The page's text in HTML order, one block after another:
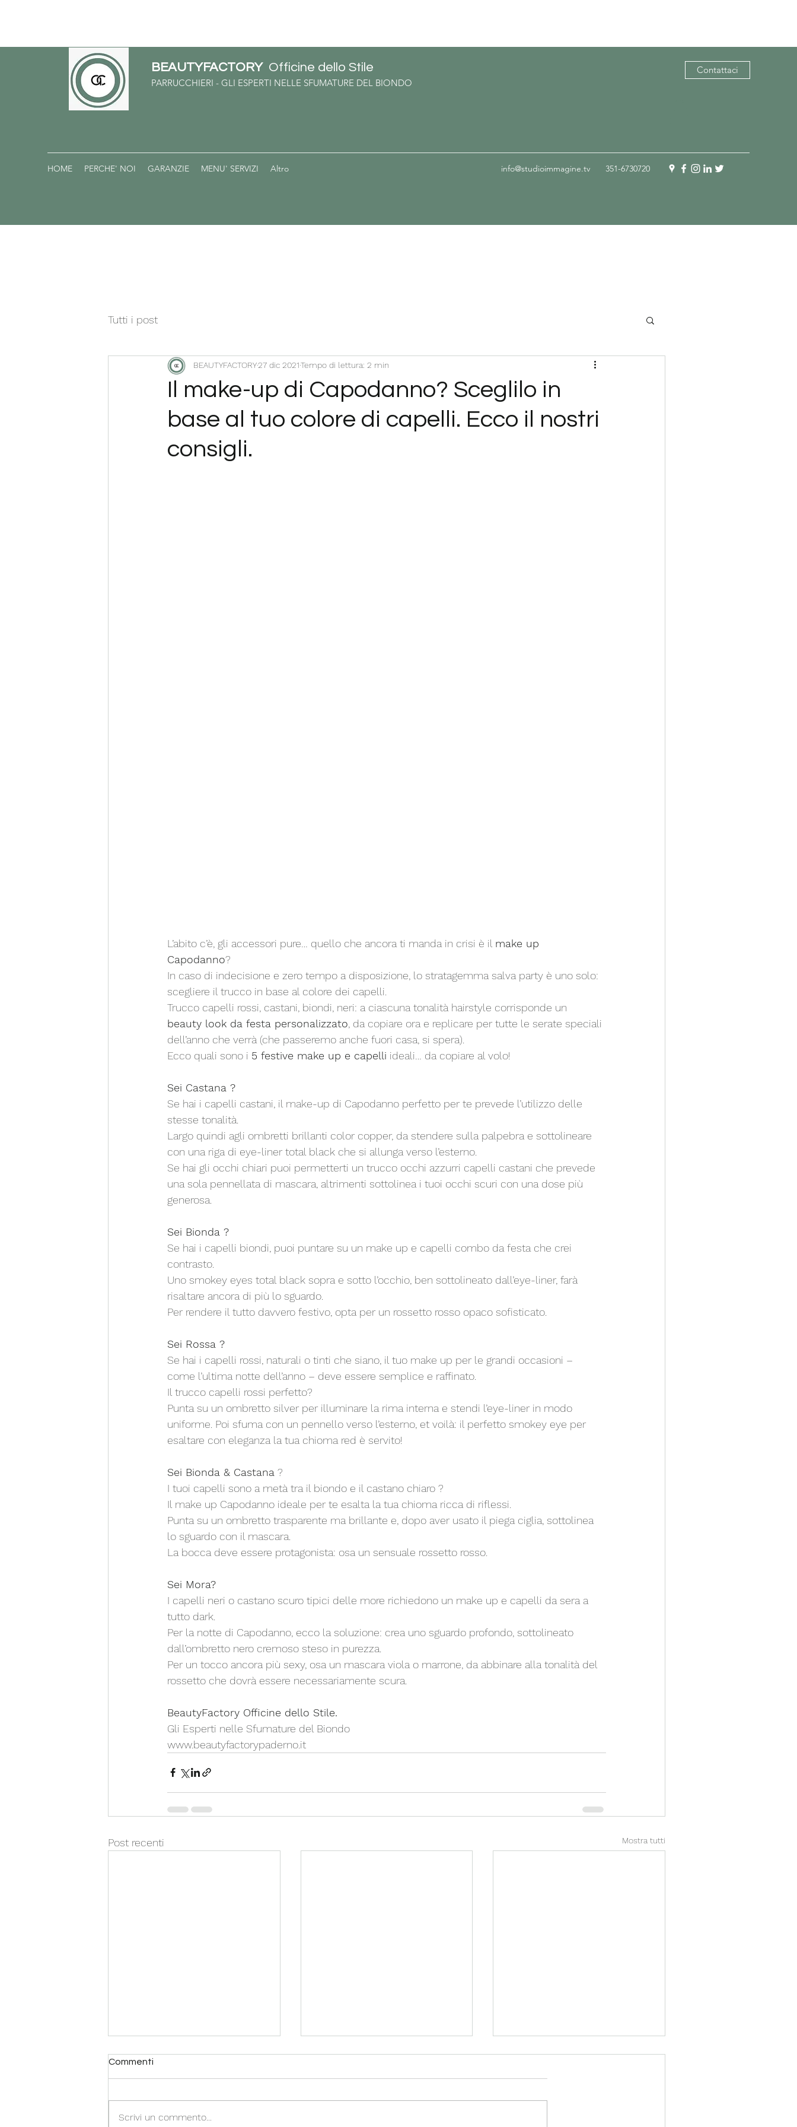
BEAUTYFACTORY Officine dello Stile
PARRUCCHIERI - GLI ESPERTI NELLE SFUMATURE DEL BIONDO
Contattaci
HOME PERCHE' NOI GARANZIE MENU' SERVIZI Altro info@studioimmagine.tv 351-6730720
Tutti i post
Il make-up di Capodanno? Sceglilo in
base al tuo colore di capelli. Ecco il nostri
consigli.
BEAUTYFACTORY27 dic 2021Tempo di lettura: 2 min
L’abito c’è, gli accessori pure… quello che ancora ti manda in crisi è il make up
Capodanno?
In caso di indecisione e zero tempo a disposizione, lo stratagemma salva party è uno solo:
scegliere il trucco in base al colore dei capelli.
Trucco capelli rossi, castani, biondi, neri: a ciascuna tonalità hairstyle corrisponde un
beauty look da festa personalizzato , da copiare ora e replicare per tutte le serate speciali
dell’anno che verrà (che passeremo anche fuori casa, si spera).
Ecco quali sono i 5 festive make up e capelli ideali… da copiare al volo!
Sei Castana ?
Se hai i capelli castani, il make-up di Capodanno perfetto per te prevede l’utilizzo delle
stesse tonalità.
Largo quindi agli ombretti brillanti color copper, da stendere sulla palpebra e sottolineare
con una riga di eye-liner total black che si allunga verso l’esterno.
Se hai gli occhi chiari puoi permetterti un trucco occhi azzurri capelli castani che prevede
una sola pennellata di mascara, altrimenti sottolinea i tuoi occhi scuri con una dose più
generosa.
Sei Bionda ?
Se hai i capelli biondi, puoi puntare su un make up e capelli combo da festa che crei
contrasto.
Uno smokey eyes total black sopra e sotto l’occhio, ben sottolineato dall’eye-liner, farà
risaltare ancora di più lo sguardo.
Per rendere il tutto davvero festivo, opta per un rossetto rosso opaco sofisticato.
Sei Rossa ?
Se hai i capelli rossi, naturali o tinti che siano, il tuo make up per le grandi occasioni –
come l’ultima notte dell’anno – deve essere semplice e raffinato.
Il trucco capelli rossi perfetto?
Punta su un ombretto silver per illuminare la rima interna e stendi l’eye-liner in modo
uniforme. Poi sfuma con un pennello verso l’esterno, et voilà: il perfetto smokey eye per
esaltare con eleganza la tua chioma red è servito!
Sei Bionda & Castana ?
I tuoi capelli sono a metà tra il biondo e il castano chiaro ?
Il make up Capodanno ideale per te esalta la tua chioma ricca di riflessi.
Punta su un ombretto trasparente ma brillante e, dopo aver usato il piega ciglia, sottolinea
lo sguardo con il mascara.
La bocca deve essere protagonista: osa un sensuale rossetto rosso.
Sei Mora?
I capelli neri o castano scuro tipici delle more richiedono un make up e capelli da sera a
tutto dark.
Per la notte di Capodanno, ecco la soluzione: crea uno sguardo profondo, sottolineato
dall’ombretto nero cremoso steso in purezza.
Per un tocco ancora più sexy, osa un mascara viola o marrone, da abbinare alla tonalità del
rossetto che dovrà essere necessariamente scura.
BeautyFactory Officine dello Stile.
Gli Esperti nelle Sfumature del Biondo
www.beautyfactorypaderno.it
Post recenti Mostra tutti
Commenti
Scrivi un commento...